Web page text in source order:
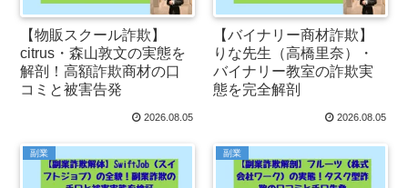
【物販スクール詐欺】
citrus・森山敦文の実態を
解剖！高額詐欺商材の口
コミと被害告発
2026.08.05
【バイナリー商材詐欺】
りな先生（高橋里奈）・
バイナリー教室の詐欺実
態を完全解剖
2026.08.05
副業 副業